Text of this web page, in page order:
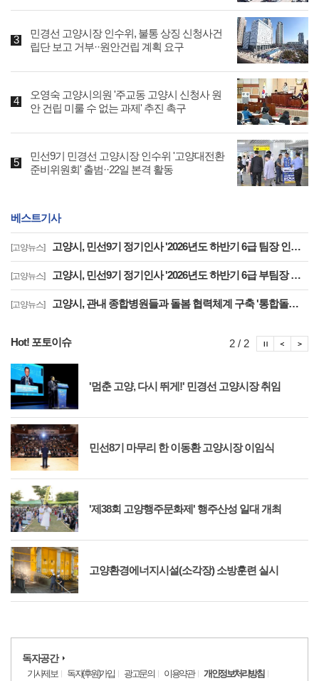
민경선 고양시장 인수위, 불통 상징 신청사건
립단 보고 거부··원안건립 계획 요구
오영숙 고양시의원 '주교동 고양시 신청사 원
안 건립 미룰 수 없는 과제' 추진 촉구
민선9기 민경선 고양시장 인수위 '고양대전환
준비위원회' 출범··22일 본격 활동
베스트기사
[고양뉴스] 고양시, 민선9기 정기인사 '2026년도 하반기 6급 팀장 인사발령 사항'
[고양뉴스] 고양시, 민선9기 정기인사 '2026년도 하반기 6급 부팀장 이하 인사발령 사항'
[고양뉴스] 고양시, 관내 종합병원들과 돌봄 협력체계 구축 '통합돌봄 대상자 발굴 및 연계'
Hot! 포토이슈
'멈춘 고양, 다시 뛰게!' 민경선 고양시장 취임
민선8기 마무리 한 이동환 고양시장 이임식
'제38회 고양행주문화제' 행주산성 일대 개최
고양환경에너지시설(소각장) 소방훈련 실시
2 / 2 포
포토이
독자공간
기사제보 독자(후원)가입 광고문의 이용약관 개인정보처리방침